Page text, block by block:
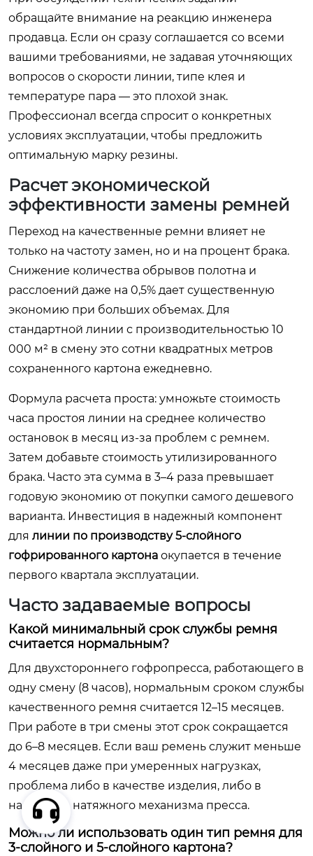
обращайте внимание на реакцию инженера
продавца. Если он сразу соглашается со всеми
вашими требованиями, не задавая уточняющих
вопросов о скорости линии, типе клея и
температуре пара — это плохой знак.
Профессионал всегда спросит о конкретных
условиях эксплуатации, чтобы предложить
оптимальную марку резины.
Расчет экономической
эффективности замены ремней
Переход на качественные ремни влияет не
только на частоту замен, но и на процент брака.
Снижение количества обрывов полотна и
расслоений даже на 0,5% дает существенную
экономию при больших объемах. Для
стандартной линии с производительностью 10
000 м² в смену это сотни квадратных метров
сохраненного картона ежедневно.
Формула расчета проста: умножьте стоимость
часа простоя линии на среднее количество
остановок в месяц из-за проблем с ремнем.
Затем добавьте стоимость утилизированного
брака. Часто эта сумма в 3–4 раза превышает
годовую экономию от покупки самого дешевого
варианта. Инвестиция в надежный компонент
для линии по производству 5-слойного
гофрированного картона окупается в течение
первого квартала эксплуатации.
Часто задаваемые вопросы
Какой минимальный срок службы ремня
считается нормальным?
Для двухстороннего гофропресса, работающего в
одну смену (8 часов), нормальным сроком службы
качественного ремня считается 12–15 месяцев.
При работе в три смены этот срок сокращается
до 6–8 месяцев. Если ваш ремень служит меньше
4 месяцев даже при умеренных нагрузках,
проблема либо в качестве изделия, либо в
настройке натяжного механизма пресса.
Можно ли использовать один тип ремня для
3-слойного и 5-слойного картона?